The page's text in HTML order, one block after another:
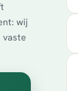
wij
vaste